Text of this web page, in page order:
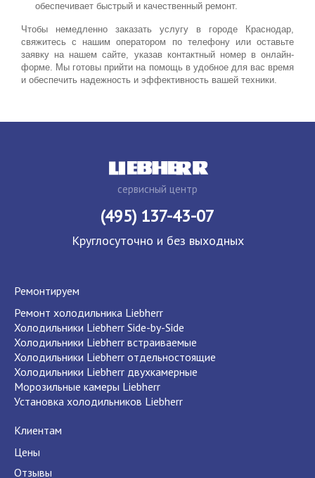
обеспечивает быстрый и качественный ремонт.
Чтобы немедленно заказать услугу в городе Краснодар,
свяжитесь с нашим оператором по телефону или оставьте
заявку на нашем сайте, указав контактный номер в онлайн-
форме. Мы готовы прийти на помощь в удобное для вас время
и обеспечить надежность и эффективность вашей техники.
сервисный центр
(495) 137-43-07
Круглосуточно и без выходных
Ремонтируем
Ремонт холодильника Liebherr
Холодильники Liebherr Side-by-Side
Холодильники Liebherr встраиваемые
Холодильники Liebherr отдельностоящие
Холодильники Liebherr двухкамерные
Морозильные камеры Liebherr
Установка холодильников Liebherr
Клиентам
Цены
Отзывы